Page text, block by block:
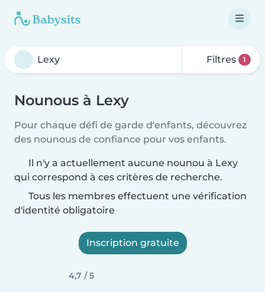
Filtres 1
Nounous à Lexy
Pour chaque défi de garde d'enfants, découvrez
des nounous de confiance pour vos enfants.
Il n'y a actuellement aucune nounou à Lexy
qui correspond à ces critères de recherche.
Tous les membres effectuent une vérification
d'identité obligatoire
Inscription gratuite
4,7 / 5